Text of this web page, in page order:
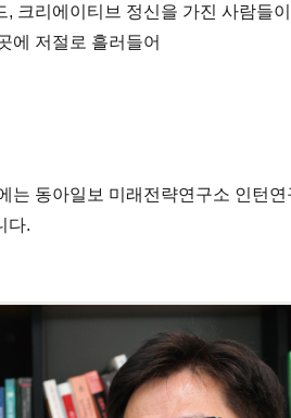
, 크리에이티브 정신을 가진 사람들
에 저절로 흘러들어
는 동아일보 미래전략연구소 인턴
다.